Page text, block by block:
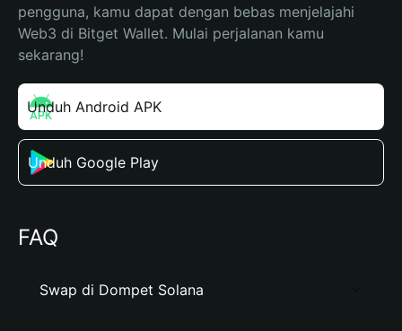
pengguna, kamu dapat dengan bebas menjelajahi
Web3 di Bitget Wallet. Mulai perjalanan kamu
sekarang!
Unduh Android APK
Unduh Google Play
FAQ
Swap di Dompet Solana